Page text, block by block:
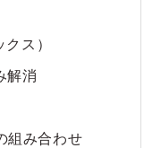
ス）
解消
組み合わせ